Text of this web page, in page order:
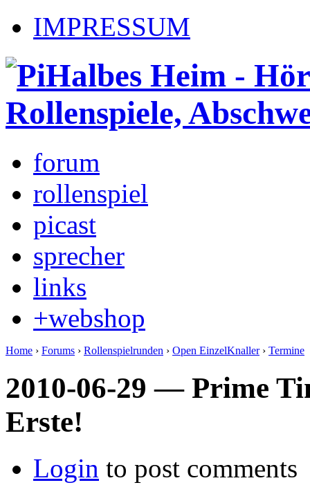
IMPRESSUM
forum
rollenspiel
picast
sprecher
links
+webshop
Home › Forums › Rollenspielrunden › Open EinzelKnaller› Termine
2010-06-29 — Prime
Erste!
Login to post comments